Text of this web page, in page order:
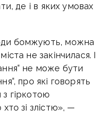
де і в яких умовах
бомжують, можна
не закінчилася. І
не може бути
про які говорять
гіркотою
зі злістю», —